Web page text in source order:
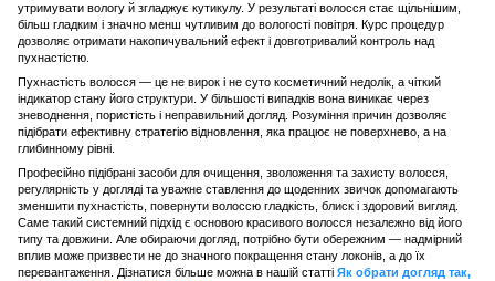
утримувати вологу й згладжує кутикулу. У результаті волосся стає щільнішим,
більш гладким і значно менш чутливим до вологості повітря. Курс процедур
дозволяє отримати накопичувальний ефект і довготривалий контроль над
пухнастістю.
Пухнастість волосся — це не вирок і не суто косметичний недолік, а чіткий
індикатор стану його структури. У більшості випадків вона виникає через
зневоднення, пористість і неправильний догляд. Розуміння причин дозволяє
підібрати ефективну стратегію відновлення, яка працює не поверхнево, а на
глибинному рівні.
Професійно підібрані засоби для очищення, зволоження та захисту волосся,
регулярність у догляді та уважне ставлення до щоденних звичок допомагають
зменшити пухнастість, повернути волоссю гладкість, блиск і здоровий вигляд.
Саме такий системний підхід є основою красивого волосся незалежно від його
типу та довжини. Але обираючи догляд, потрібно бути обережним — надмірний
вплив може призвести не до значного покращення стану локонів, а до їх
перевантаження. Дізнатися більше можна в нашій статті Як обрати догляд так,